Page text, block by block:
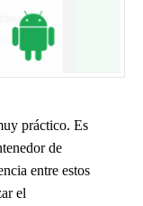
práctico. Es
de
entre estos
el